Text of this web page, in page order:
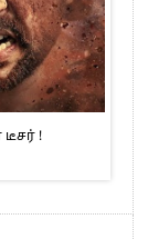
டீசர் !